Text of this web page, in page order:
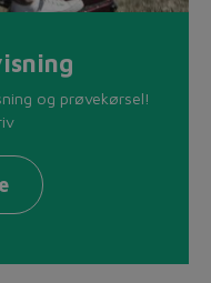
og prøvekørsel!